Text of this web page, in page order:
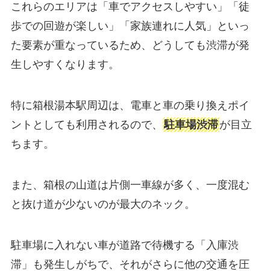
これらのエリアは「車でアクセスしやすい」「徒
歩での回遊が楽しい」「家族連れに人気」といっ
た要素が重なっているため、どうしても渋滞が発
生しやすくなります。
特に箱根湯本駅周辺は、電車と車の乗り換えポイ
ントとしても利用されるので、 駐車場渋滞が目立
ちます。
また、箱根の山道は片側一車線が多く、一度混む
と抜け道が少ないのが最大のネック。
駐車場に入れない車が道路で待機する「入庫渋
滞」も発生しがちで、それがさらに他の交通を圧